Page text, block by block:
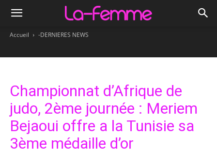
Accueil -DERNIERES NEWS
Championnat d’Afrique de
judo, 2ème journée : Meriem
Bejaoui offre a la Tunisie sa
3ème médaille d’or